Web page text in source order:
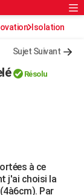
Rechercher
Isolation
Sujet Suivant
Résolu
à ce
j'ai choisi la
Par